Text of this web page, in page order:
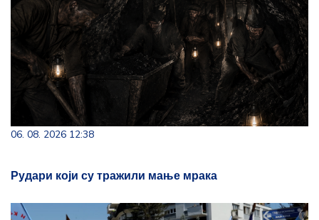
06. 08. 2026 12:38
Рудари који су тражили мање мрака